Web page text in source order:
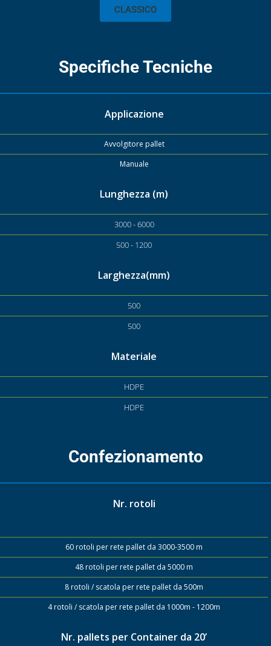
CLASSICO
Specifiche Tecniche
Applicazione
Avvolgitore pallet
Manuale
Lunghezza (m)
3000 - 6000
500 - 1200
Larghezza(mm)
500
500
Materiale
HDPE
HDPE
Confezionamento
Nr. rotoli
60 rotoli per rete pallet da 3000-3500 m
48 rotoli per rete pallet da 5000 m
8 rotoli / scatola per rete pallet da 500m
4 rotoli / scatola per rete pallet da 1000m - 1200m
Nr. pallets per Container da 20’